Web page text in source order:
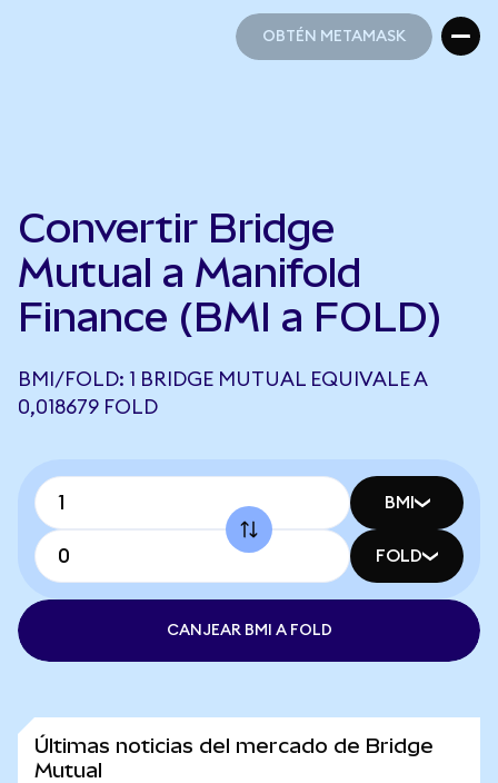
OBTÉN METAMASK
Convertir Bridge
Mutual a Manifold
Finance (BMI a FOLD)
BMI/FOLD: 1 BRIDGE MUTUAL EQUIVALE A
0,018679 FOLD
BMI
FOLD
CANJEAR BMI A FOLD
Últimas noticias del mercado de Bridge
Mutual